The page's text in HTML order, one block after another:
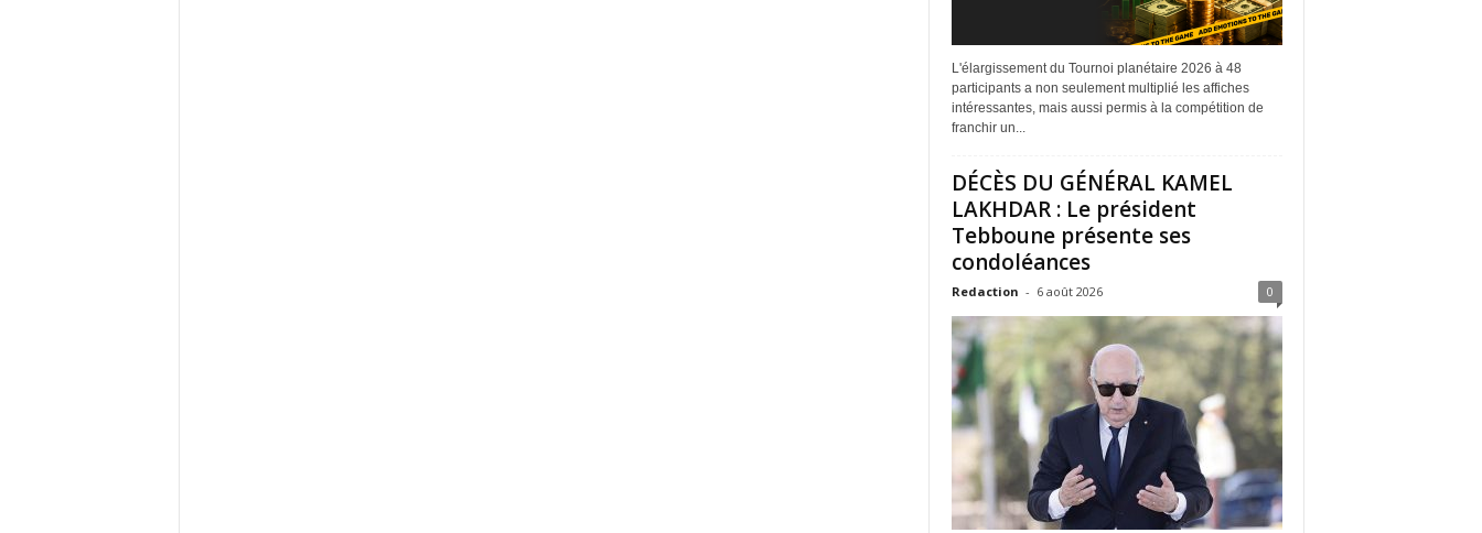
L'élargissement du Tournoi planétaire 2026 à 48
participants a non seulement multiplié les affiches
intéressantes, mais aussi permis à la compétition de
franchir un...
DÉCÈS DU GÉNÉRAL KAMEL
LAKHDAR : Le président
Tebboune présente ses
condoléances
Redaction - 6 août 2026 0